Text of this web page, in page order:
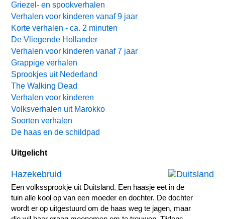
Griezel- en spookverhalen
Verhalen voor kinderen vanaf 9 jaar
Korte verhalen - ca. 2 minuten
De Vliegende Hollander
Verhalen voor kinderen vanaf 7 jaar
Grappige verhalen
Sprookjes uit Nederland
The Walking Dead
Verhalen voor kinderen
Volksverhalen uit Marokko
Soorten verhalen
De haas en de schildpad
Uitgelicht
Hazekebruid
Een volkssprookje uit Duitsland. Een haasje eet in de
tuin alle kool op van een moeder en dochter. De dochter
wordt er op uitgestuurd om de haas weg te jagen, maar